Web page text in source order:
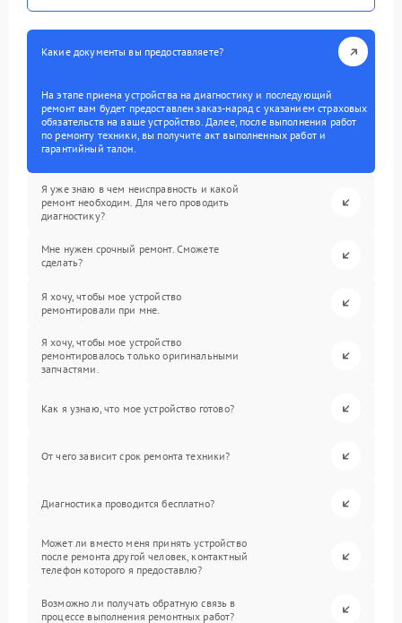
Какие документы вы предоставляете?
На этапе приема устройства на диагностику и последующий
ремонт вам будет предоставлен заказ-наряд с указанием страховых
обязательств на ваше устройство. Далее, после выполнения работ
по ремонту техники, вы получите акт выполненных работ и
гарантийный талон.
Я уже знаю в чем неисправность и какой
ремонт необходим. Для чего проводить
диагностику?
Мне нужен срочный ремонт. Сможете
сделать?
Я хочу, чтобы мое устройство
ремонтировали при мне.
Я хочу, чтобы мое устройство
ремонтировалось только оригинальными
запчастями.
Как я узнаю, что мое устройство готово?
От чего зависит срок ремонта техники?
Диагностика проводится бесплатно?
Может ли вместо меня принять устройство
после ремонта другой человек, контактный
телефон которого я предоставлю?
Возможно ли получать обратную связь в
процессе выполнения ремонтных работ?